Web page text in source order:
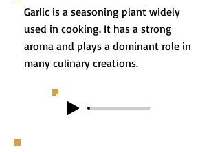
Garlic is a seasoning plant widely
used in cooking. It has a strong
aroma and plays a dominant role in
many culinary creations.